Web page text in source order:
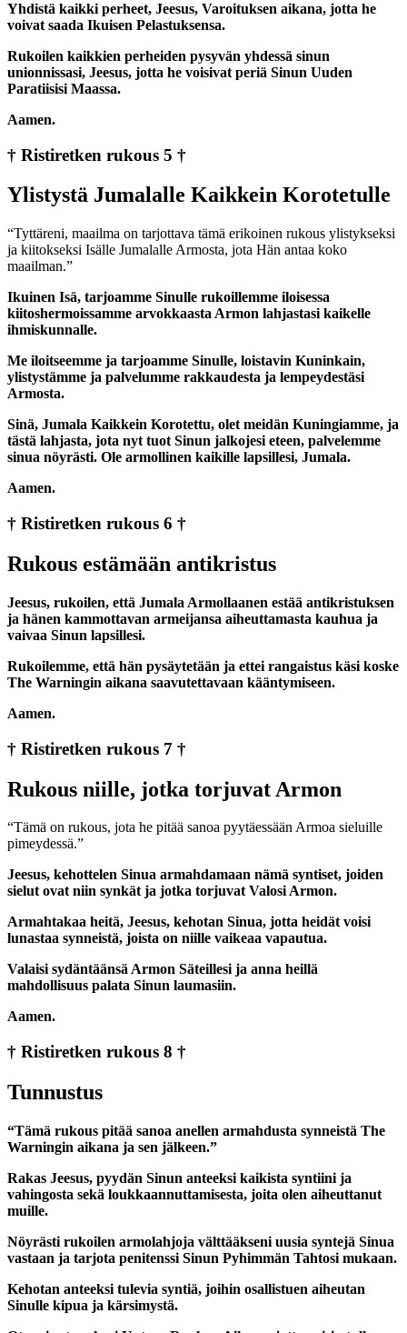
Yhdistä kaikki perheet, Jeesus, Varoituksen aikana, jotta he
voivat saada Ikuisen Pelastuksensa.
Rukoilen kaikkien perheiden pysyvän yhdessä sinun
unionnissasi, Jeesus, jotta he voisivat periä Sinun Uuden
Paratiisisi Maassa.
Aamen.
† Ristiretken rukous 5 †
Ylistystä Jumalalle Kaikkein Korotetulle
“Tyttäreni, maailma on tarjottava tämä erikoinen rukous ylistykseksi
ja kiitokseksi Isälle Jumalalle Armosta, jota Hän antaa koko
maailman.”
Ikuinen Isä, tarjoamme Sinulle rukoillemme iloisessa
kiitoshermoissamme arvokkaasta Armon lahjastasi kaikelle
ihmiskunnalle.
Me iloitseemme ja tarjoamme Sinulle, loistavin Kuninkain,
ylistystämme ja palvelumme rakkaudesta ja lempeydestäsi
Armosta.
Sinä, Jumala Kaikkein Korotettu, olet meidän Kuningiamme, ja
tästä lahjasta, jota nyt tuot Sinun jalkojesi eteen, palvelemme
sinua nöyrästi. Ole armollinen kaikille lapsillesi, Jumala.
Aamen.
† Ristiretken rukous 6 †
Rukous estämään antikristus
Jeesus, rukoilen, että Jumala Armollaanen estää antikristuksen
ja hänen kammottavan armeijansa aiheuttamasta kauhua ja
vaivaa Sinun lapsillesi.
Rukoilemme, että hän pysäytetään ja ettei rangaistus käsi koske
The Warningin aikana saavutettavaan kääntymiseen.
Aamen.
† Ristiretken rukous 7 †
Rukous niille, jotka torjuvat Armon
“Tämä on rukous, jota he pitää sanoa pyytäessään Armoa sieluille
pimeydessä.”
Jeesus, kehottelen Sinua armahdamaan nämä syntiset, joiden
sielut ovat niin synkät ja jotka torjuvat Valosi Armon.
Armahtakaa heitä, Jeesus, kehotan Sinua, jotta heidät voisi
lunastaa synneistä, joista on niille vaikeaa vapautua.
Valaisi sydäntäänsä Armon Säteillesi ja anna heillä
mahdollisuus palata Sinun laumasiin.
Aamen.
† Ristiretken rukous 8 †
Tunnustus
“Tämä rukous pitää sanoa anellen armahdusta synneistä The
Warningin aikana ja sen jälkeen.”
Rakas Jeesus, pyydän Sinun anteeksi kaikista syntiini ja
vahingosta sekä loukkaannuttamisesta, joita olen aiheuttanut
muille.
Nöyrästi rukoilen armolahjoja välttääkseni uusia syntejä Sinua
vastaan ja tarjota penitenssi Sinun Pyhimmän Tahtosi mukaan.
Kehotan anteeksi tulevia syntiä, joihin osallistuen aiheutan
Sinulle kipua ja kärsimystä.